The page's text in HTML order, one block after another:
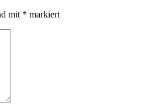
mit * markiert